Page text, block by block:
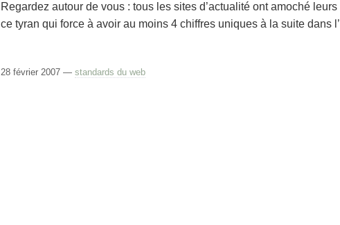
Regardez autour de vous : tous les sites d’actualité ont amoché leurs
ce tyran qui force à avoir au moins 4 chiffres uniques à la suite dans l’
28 février 2007 — standards du web